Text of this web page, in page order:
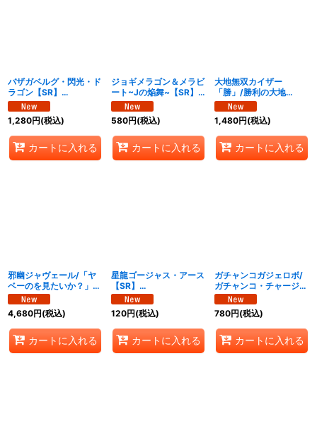
バザガベルグ・閃光・ド
ラゴン【SR】
{26EX1N1/N25}《光》
1,280円(税込)
カートに入れる
ジョギメラゴン＆メラビ
ート~Jの焔舞~【SR】
{26EX1N2/N25}《火》
580円(税込)
カートに入れる
大地無双カイザー
「勝」/勝利の大地
【SR】
{26EX1N3/N25}《多》
1,480円(税込)
カートに入れる
邪幽ジャヴェール/「ヤ
ベーのを見たいか？」
【SR】
{26EX1N4/N25}《多》
4,680円(税込)
カートに入れる
星龍ゴージャス・アース
【SR】
{26EX1N5/N25}《多》
120円(税込)
カートに入れる
ガチャンコガジェロボ/
ガチャンコ・チャージャ
ー【VR】
{26EX1N6/N25}《水》
780円(税込)
カートに入れる